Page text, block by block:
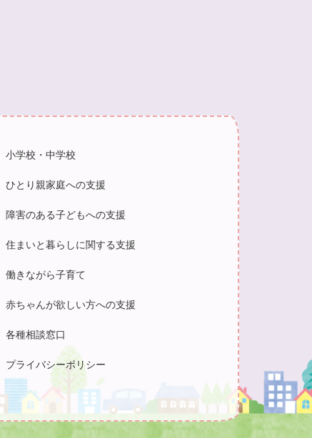
小学校・中学校
ひとり親家庭への支援
障害のある子どもへの支援
住まいと暮らしに関する支援
働きながら子育て
赤ちゃんが欲しい方への支援
各種相談窓口
プライバシーポリシー